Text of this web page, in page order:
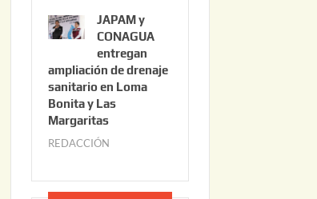
l
i
o
2
2
2
JAPAM y
CONAGUA
entregan
ampliación de drenaje
sanitario en Loma
Bonita y Las
Margaritas
REDACCIÓN
l